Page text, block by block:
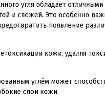
угля обладает
и свежей. Это особенно
появление
кожи, удаляя
углём может
слои кожи.